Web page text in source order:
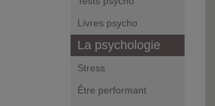
Livres psycho
La psychologie
Stress
Être performant